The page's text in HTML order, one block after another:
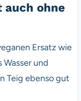
auch ohne
Ersatz wie
und
Teig ebenso gut